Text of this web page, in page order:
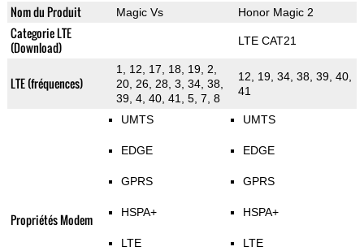
Nom du Produit Magic Vs Honor Magic 2
Categorie LTE
(Download)
LTE CAT21
LTE (fréquences)
1, 12, 17, 18, 19, 2,
20, 26, 28, 3, 34, 38,
39, 4, 40, 41, 5, 7, 8
12, 19, 34, 38, 39, 40,
41
Propriétés Modem
UMTS
EDGE
GPRS
HSPA+
LTE
UMTS
EDGE
GPRS
HSPA+
LTE